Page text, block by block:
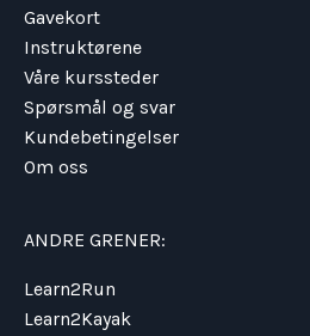
Gavekort
Instruktørene
Våre kurssteder
Spørsmål og svar
Kundebetingelser
Om oss
ANDRE GRENER:
Learn2Run
Learn2Kayak